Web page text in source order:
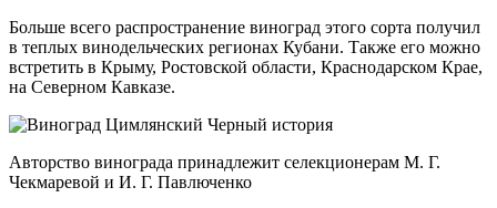
Больше всего распространение виноград этого сорта получил
в теплых винодельческих регионах Кубани. Также его можно
встретить в Крыму, Ростовской области, Краснодарском Крае,
на Северном Кавказе.
Авторство винограда принадлежит селекционерам М. Г.
Чекмаревой и И. Г. Павлюченко